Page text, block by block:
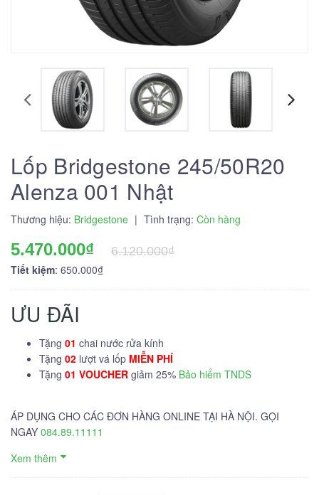
Lốp Bridgestone 245/50R20
Alenza 001 Nhật
Thương hiệu: Bridgestone | Tình trạng: Còn hàng
5.470.000₫
6.120.000₫
Tiết kiệm: 650.000₫
ƯU ĐÃI
Tặng 01 chai nước rửa kính
Tặng 02 lượt vá lốp MIỄN PHÍ
Tặng 01 VOUCHER giảm 25% Bảo hiểm TNDS
ÁP DỤNG CHO CÁC ĐƠN HÀNG ONLINE TẠI HÀ NỘI. GỌI
NGAY 084.89.11111
Xem thêm